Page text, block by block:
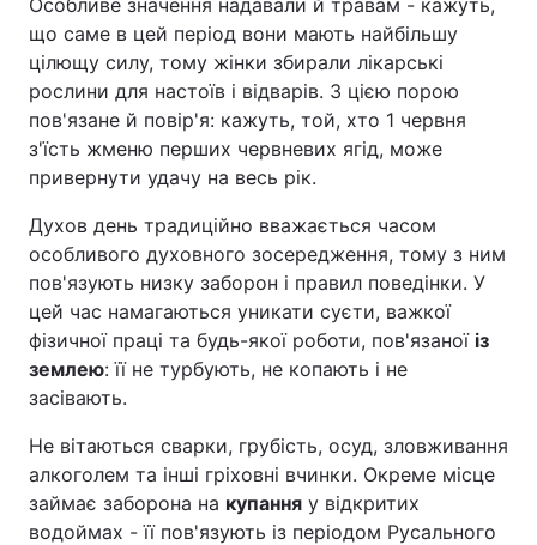
Особливе значення надавали й травам - кажуть,
що саме в цей період вони мають найбільшу
цілющу силу, тому жінки збирали лікарські
рослини для настоїв і відварів. З цією порою
пов'язане й повір'я: кажуть, той, хто 1 червня
з'їсть жменю перших червневих ягід, може
привернути удачу на весь рік.
Духов день традиційно вважається часом
особливого духовного зосередження, тому з ним
пов'язують низку заборон і правил поведінки. У
цей час намагаються уникати суєти, важкої
фізичної праці та будь-якої роботи, пов'язаної із
землею: її не турбують, не копають і не
засівають.
Не вітаються сварки, грубість, осуд, зловживання
алкоголем та інші гріховні вчинки. Окреме місце
займає заборона на купання у відкритих
водоймах - її пов'язують із періодом Русального